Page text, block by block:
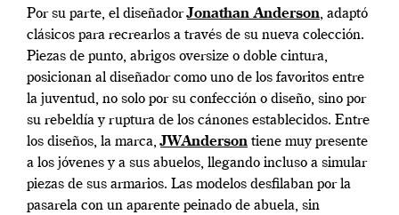
Por su parte, el diseñadorJonathan Anderson, adaptó
clásicos para recrearlos a través de su nueva colección.
Piezas de punto, abrigos oversize o doble cintura,
posicionan al diseñador como uno de los favoritos entre
la juventud, no solo por su confección o diseño, sino por
su rebeldía y ruptura de los cánones establecidos. Entre
los diseños, la marca,JWAnderson tiene muy presente
a los jóvenes y a sus abuelos, llegando incluso a simular
piezas de sus armarios. Las modelos desfilaban por la
pasarela con un aparente peinado de abuela, sin